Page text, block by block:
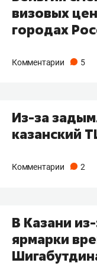
визовых
городах
Комментарии 5
Из-за
казанский
Комментарии 2
В Казани
ярмарки